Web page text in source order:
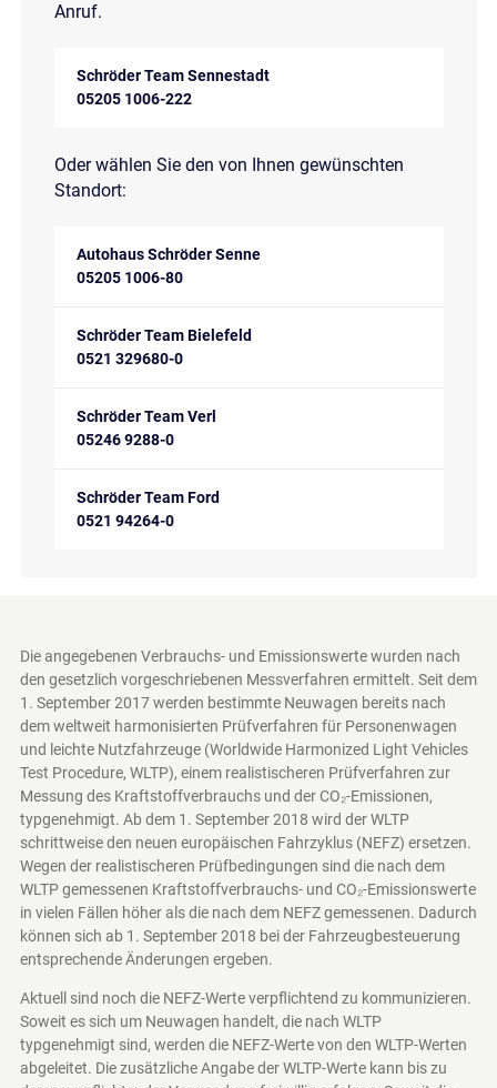
Anruf.
Schröder Team Sennestadt
05205 1006-222
Oder wählen Sie den von Ihnen gewünschten
Standort:
Autohaus Schröder Senne
05205 1006-80
Schröder Team Bielefeld
0521 329680-0
Schröder Team Verl
05246 9288-0
Schröder Team Ford
0521 94264-0
Die angegebenen Verbrauchs- und Emissionswerte wurden nach
den gesetzlich vorgeschriebenen Messverfahren ermittelt. Seit dem
1. September 2017 werden bestimmte Neuwagen bereits nach
dem weltweit harmonisierten Prüfverfahren für Personenwagen
und leichte Nutzfahrzeuge (Worldwide Harmonized Light Vehicles
Test Procedure, WLTP), einem realistischeren Prüfverfahren zur
Messung des Kraftstoffverbrauchs und der CO₂-Emissionen,
typgenehmigt. Ab dem 1. September 2018 wird der WLTP
schrittweise den neuen europäischen Fahrzyklus (NEFZ) ersetzen.
Wegen der realistischeren Prüfbedingungen sind die nach dem
WLTP gemessenen Kraftstoffverbrauchs- und CO₂-Emissionswerte
in vielen Fällen höher als die nach dem NEFZ gemessenen. Dadurch
können sich ab 1. September 2018 bei der Fahrzeugbesteuerung
entsprechende Änderungen ergeben.
Aktuell sind noch die NEFZ-Werte verpflichtend zu kommunizieren.
Soweit es sich um Neuwagen handelt, die nach WLTP
typgenehmigt sind, werden die NEFZ-Werte von den WLTP-Werten
abgeleitet. Die zusätzliche Angabe der WLTP-Werte kann bis zu